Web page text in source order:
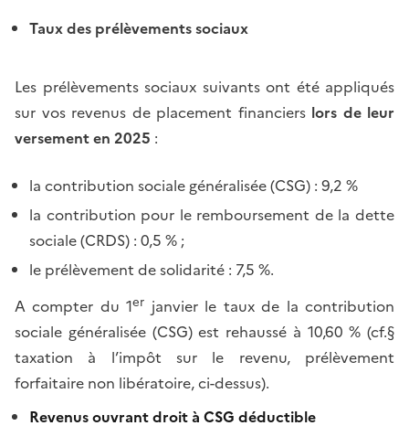
Taux des prélèvements sociaux
Les prélèvements sociaux suivants ont été appliqués
sur vos revenus de placement financiers lors de leur
versement en 2025 :
la contribution sociale généralisée (CSG) : 9,2 %
la contribution pour le remboursement de la dette
sociale (CRDS) : 0,5 % ;
le prélèvement de solidarité : 7,5 %.
A compter du 1er janvier le taux de la contribution
sociale généralisée (CSG) est rehaussé à 10,60 % (cf.§
taxation à l’impôt sur le revenu, prélèvement
forfaitaire non libératoire, ci-dessus).
Revenus ouvrant droit à CSG déductible